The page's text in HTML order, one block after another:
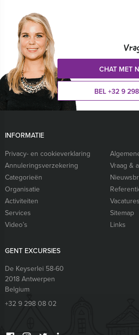
CHAT MET
BEL +32 9
INFORMATIE
Privacy- en cookieverklaring
Annuleringsverzekering
Vraag &
Categorieën
Organisatie
Activiteiten
Vacatures
Services
Sitemap
Video’s
Links
GENT EXCURSIES
De Keyserlei 58-60
2018Antwerpen
Belgium
+32 9 298 08 02